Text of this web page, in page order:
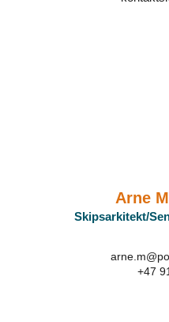
Arne
Skipsarkitekt/
+47